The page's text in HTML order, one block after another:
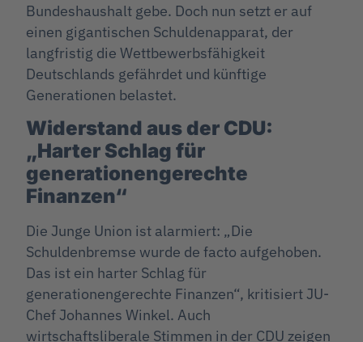
Bundeshaushalt gebe. Doch nun setzt er auf
einen gigantischen Schuldenapparat, der
langfristig die Wettbewerbsfähigkeit
Deutschlands gefährdet und künftige
Generationen belastet.
Widerstand aus der CDU:
„Harter Schlag für
generationengerechte
Finanzen“
Die Junge Union ist alarmiert: „Die
Schuldenbremse wurde de facto aufgehoben.
Das ist ein harter Schlag für
generationengerechte Finanzen“, kritisiert JU-
Chef Johannes Winkel. Auch
wirtschaftsliberale Stimmen in der CDU zeigen